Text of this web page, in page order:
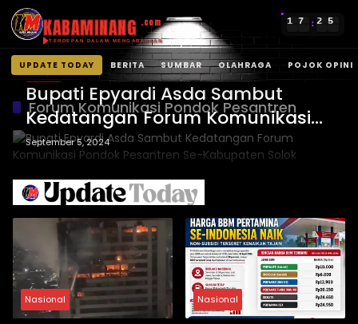
KABAMINANG .com
TERDEPAN DALAM MENGABARKAN
1 7 : 2 5
UPDATE TODAY BERITA SUMBAR OLAHRAGA POJOK OPINI
Langsung
konten
Forum Komunikasi Pondok Pesantren
BERITA
Bupati Epyardi Asda Sambut
Kedatangan Forum Komunikasi
Pondok Pesantren Se-Kabupaten
Solok
September 5, 2024
Nasional Nasional